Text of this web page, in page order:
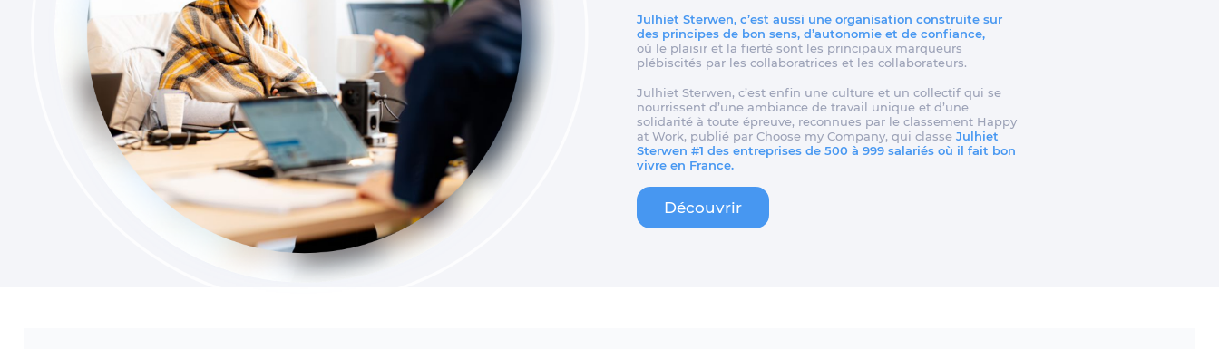
Julhiet Sterwen, c’est aussi une organisation construite sur
des principes de bon sens, d’autonomie et de confiance,
où le plaisir et la fierté sont les principaux marqueurs
plébiscités par les collaboratrices et les collaborateurs.
Julhiet Sterwen, c’est enfin une culture et un collectif qui se
nourrissent d’une ambiance de travail unique et d’une
solidarité à toute épreuve, reconnues par le classement Happy
at Work, publié par Choose my Company, qui classe Julhiet
Sterwen #1 des entreprises de 500 à 999 salariés où il fait bon
vivre en France.
Découvrir